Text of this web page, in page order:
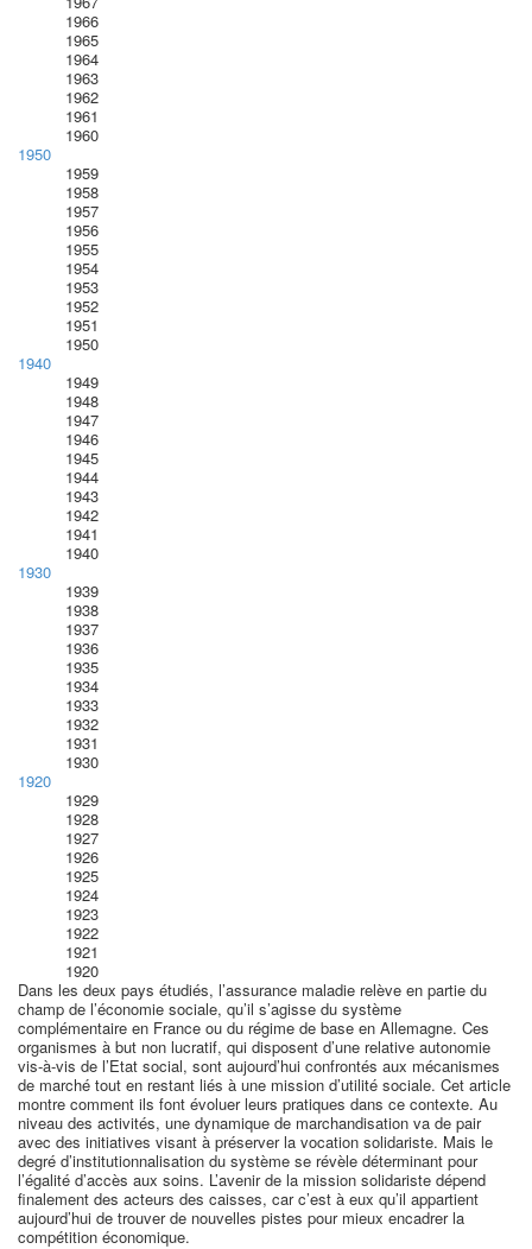
1966
1965
1964
1963
1962
1961
1960
1950
1959
1958
1957
1956
1955
1954
1953
1952
1951
1950
1940
1949
1948
1947
1946
1945
1944
1943
1942
1941
1940
1930
1939
1938
1937
1936
1935
1934
1933
1932
1931
1930
1920
1929
1928
1927
1926
1925
1924
1923
1922
1921
1920
Dans les deux pays étudiés, l’assurance maladie relève en partie du
champ de l’économie sociale, qu’il s’agisse du système
complémentaire en France ou du régime de base en Allemagne. Ces
organismes à but non lucratif, qui disposent d’une relative autonomie
vis-à-vis de l’Etat social, sont aujourd’hui confrontés aux mécanismes
de marché tout en restant liés à une mission d’utilité sociale. Cet article
montre comment ils font évoluer leurs pratiques dans ce contexte. Au
niveau des activités, une dynamique de marchandisation va de pair
avec des initiatives visant à préserver la vocation solidariste. Mais le
degré d’institutionnalisation du système se révèle déterminant pour
l’égalité d’accès aux soins. L’avenir de la mission solidariste dépend
finalement des acteurs des caisses, car c’est à eux qu’il appartient
aujourd’hui de trouver de nouvelles pistes pour mieux encadrer la
compétition économique.